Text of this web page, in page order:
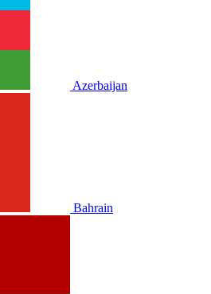
Azerbaijan
Bahrain